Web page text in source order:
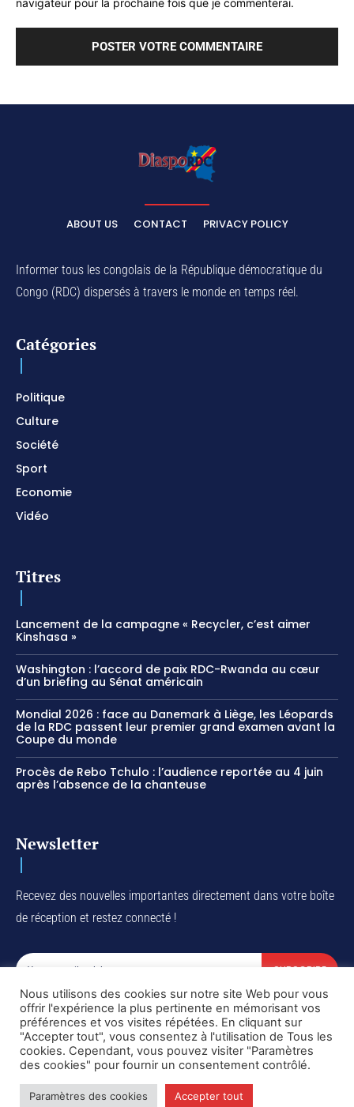
ABOUT US CONTACT PRIVACY POLICY
Informer tous les congolais de la République démocratique du
Congo (RDC) dispersés à travers le monde en temps réel.
Catégories
Politique
Culture
Société
Sport
Economie
Vidéo
Titres
Lancement de la campagne « Recycler, c’est aimer
Kinshasa »
Washington : l’accord de paix RDC-Rwanda au cœur
d’un briefing au Sénat américain
Mondial 2026 : face au Danemark à Liège, les Léopards
de la RDC passent leur premier grand examen avant la
Coupe du monde
Procès de Rebo Tchulo : l’audience reportée au 4 juin
après l’absence de la chanteuse
Newsletter
Recevez des nouvelles importantes directement dans votre boîte
de réception et restez connecté !
SUBSCRIBE
I've read and accept thePrivacy Policy.
Copyright © DiaspoRDC. All rights reserved
Nous utilisons des cookies sur notre site Web pour vous
offrir l'expérience la plus pertinente en mémorisant vos
préférences et vos visites répétées. En cliquant sur
"Accepter tout", vous consentez à l'utilisation de Tous les
cookies. Cependant, vous pouvez visiter "Paramètres
des cookies" pour fournir un consentement contrôlé.
Paramètres des cookies Accepter tout